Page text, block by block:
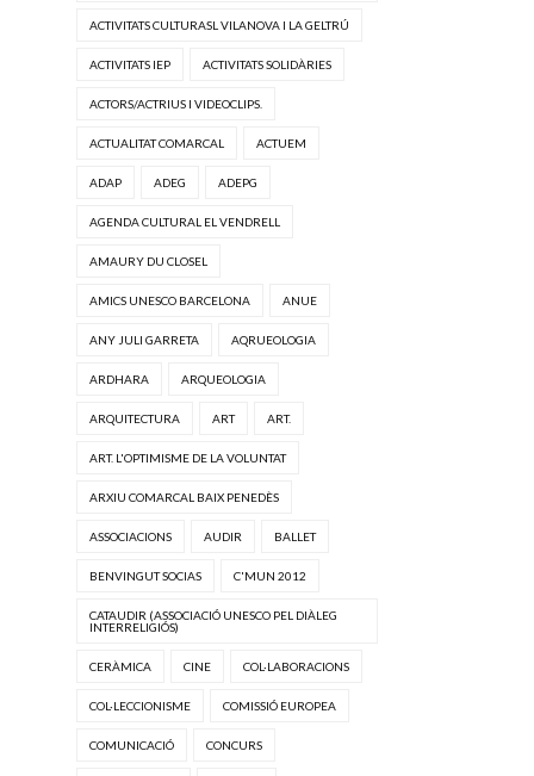
ACTIVITATS CULTURASL VILANOVA I LA GELTRÚ
ACTIVITATS IEP ACTIVITATS SOLIDÀRIES
ACTORS/ACTRIUS I VIDEOCLIPS.
ACTUALITAT COMARCAL ACTUEM
ADAP ADEG ADEPG
AGENDA CULTURAL EL VENDRELL
AMAURY DU CLOSEL
AMICS UNESCO BARCELONA ANUE
ANY JULI GARRETA AQRUEOLOGIA
ARDHARA ARQUEOLOGIA
ARQUITECTURA ART ART.
ART. L'OPTIMISME DE LA VOLUNTAT
ARXIU COMARCAL BAIX PENEDÈS
ASSOCIACIONS AUDIR BALLET
BENVINGUT SOCIAS C'MUN 2012
CATAUDIR (ASSOCIACIÓ UNESCO PEL DIÀLEG
INTERRELIGIÓS)
CERÀMICA CINE COL·LABORACIONS
COL·LECCIONISME COMISSIÓ EUROPEA
COMUNICACIÓ CONCURS